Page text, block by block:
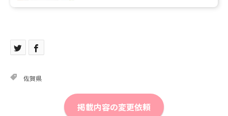
佐賀県
掲載内容の変更依頼